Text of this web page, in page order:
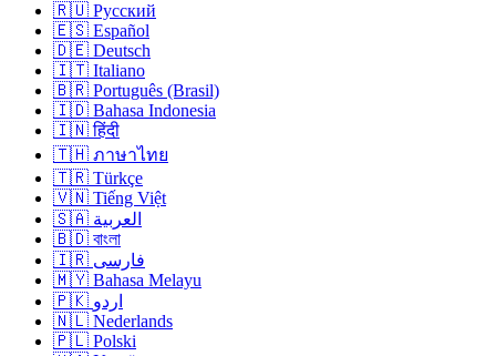
🇷🇺 Русский
🇪🇸 Español
🇩🇪 Deutsch
🇮🇹 Italiano
🇧🇷 Português (Brasil)
🇮🇩 Bahasa Indonesia
🇮🇳 हिंदी
🇹🇭 ภาษาไทย
🇹🇷 Türkçe
🇻🇳 Tiếng Việt
🇸🇦 العربية
🇧🇩 বাংলা
🇮🇷 فارسی
🇲🇾 Bahasa Melayu
🇵🇰 اردو
🇳🇱 Nederlands
🇵🇱 Polski